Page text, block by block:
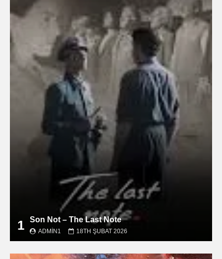
1 Son Not – The Last Note
ADMIN1 18TH ŞUBAT 2026